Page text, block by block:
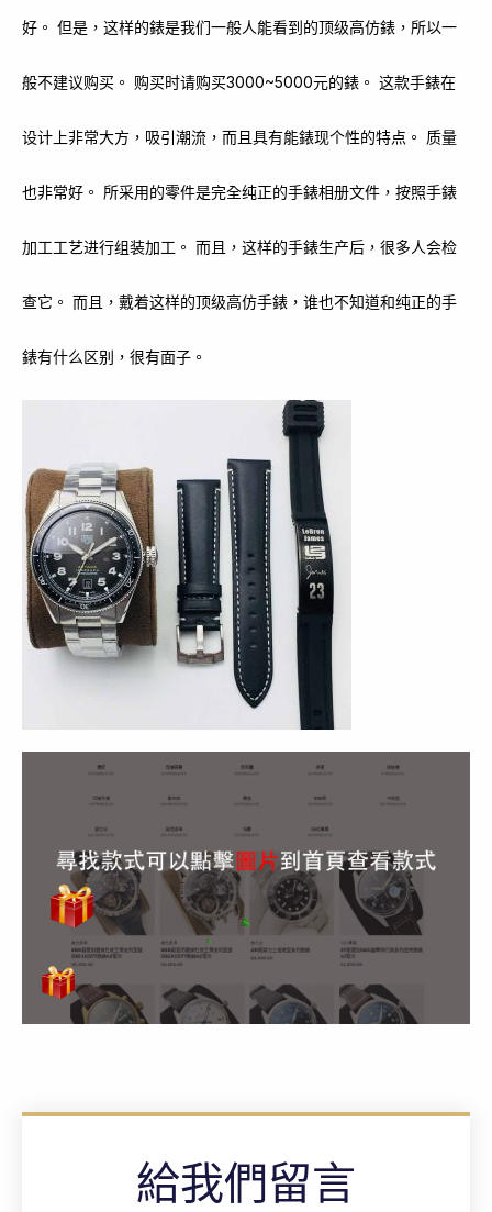
好。 但是，这样的錶是我们一般人能看到的顶级高仿錶，所以一
般不建议购买。 购买时请购买3000~5000元的錶。 这款手錶在
设计上非常大方，吸引潮流，而且具有能錶现个性的特点。 质量
也非常好。 所采用的零件是完全纯正的手錶相册文件，按照手錶
加工工艺进行组装加工。 而且，这样的手錶生产后，很多人会检
查它。 而且，戴着这样的顶级高仿手錶，谁也不知道和纯正的手
錶有什么区别，很有面子。
給我們留言